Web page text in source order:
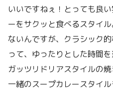
いいですねぇ！とっても良
ーをサクッと食べるスタイ
ないんですが、クラシック
って、ゆったりとした時間
ガッツリドリアスタイルの
一緒のスープカレースタイ